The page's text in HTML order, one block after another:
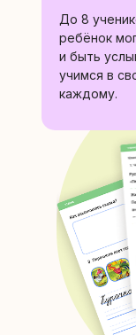
До 8
ребёнок
и быть
учимся в
каждому.